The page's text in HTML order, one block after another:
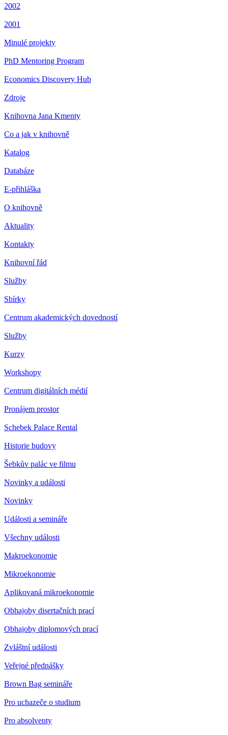
2002
2001
Minulé projekty
PhD Mentoring Program
Economics Discovery Hub
Zdroje
Knihovna Jana Kmenty
Co a jak v knihovně
Katalog
Databáze
E-přihláška
O knihovně
Aktuality
Kontakty
Knihovní řád
Služby
Sbírky
Centrum akademických dovedností
Služby
Kurzy
Workshopy
Centrum digitálních médií
Pronájem prostor
Schebek Palace Rental
Historie budovy
Šebkův palác ve filmu
Novinky a události
Novinky
Události a semináře
Všechny události
Makroekonomie
Mikroekonomie
Aplikovaná mikroekonomie
Obhajoby disertačních prací
Obhajoby diplomových prací
Zvláštní události
Veřejné přednášky
Brown Bag semináře
Pro uchazeče o studium
Pro absolventy